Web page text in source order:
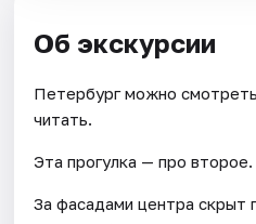
Об экскурсии
Петербург можно
читать.
Эта прогулка — про второе.
За фасадами центра скрыт